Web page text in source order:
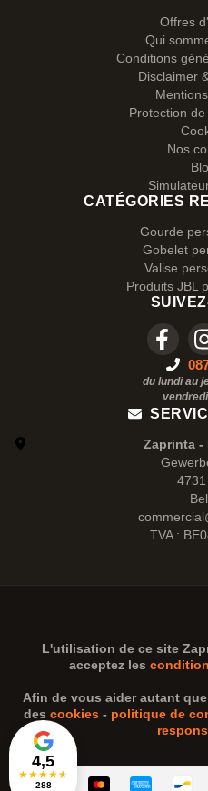
4,5
★★★★★
288
Offres
Qui
Conditions
Disclaimer
Protection
Nos
CATÉGORIES
Gourde
Gobelet
Valise
Produits JBL
du lundi au
Zaprinta -
TVA :
L'utilisation de ce site
acceptez les
Afin de vous aider autant
des cookies - politique de